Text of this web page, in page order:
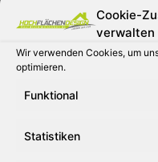
Cookie-
verwalten
Wir verwenden Cookies, um
optimieren.
Funktional
Statistiken